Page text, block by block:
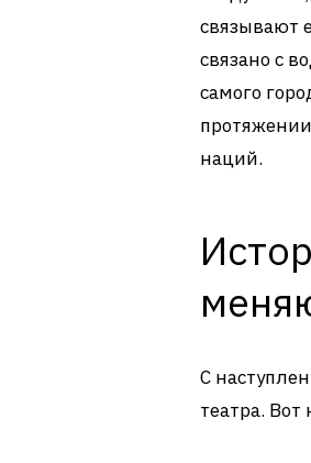
связывают
связано с
самого
наций.
С
театра.